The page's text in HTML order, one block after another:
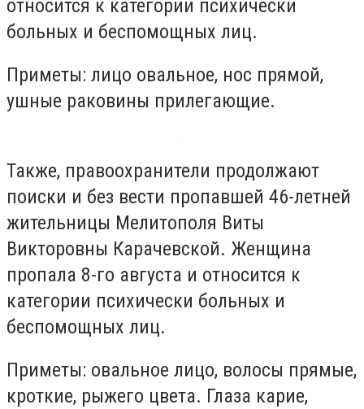
относится к категории психически
больных и беспомощных лиц.
Приметы: лицо овальное, нос прямой,
ушные раковины прилегающие.
Также, правоохранители продолжают
поиски и без вести пропавшей 46-летней
жительницы Мелитополя Виты
Викторовны Карачевской. Женщина
пропала 8-го августа и относится к
категории психически больных и
беспомощных лиц.
Приметы: овальное лицо, волосы прямые,
кроткие, рыжего цвета. Глаза карие,